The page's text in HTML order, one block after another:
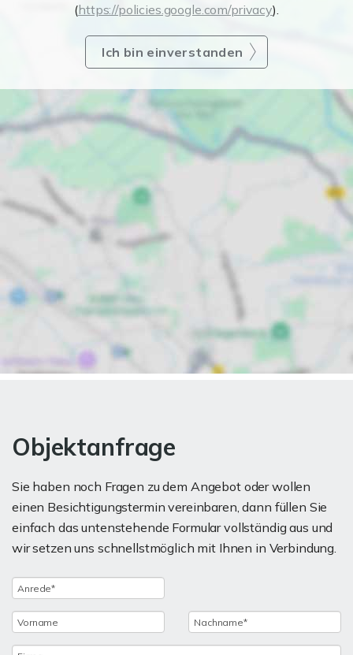
(https://policies.google.com/privacy).
Ich bin einverstanden
Objektanfrage
Sie haben noch Fragen zu dem Angebot oder wollen
einen Besichtigungstermin vereinbaren, dann füllen Sie
einfach das untenstehende Formular vollständig aus und
wir setzen uns schnellstmöglich mit Ihnen in Verbindung.